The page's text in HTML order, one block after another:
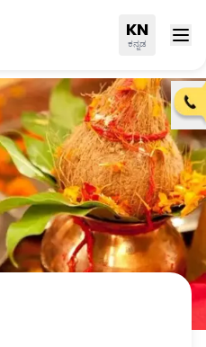
KN
ಕನ್ನಡ